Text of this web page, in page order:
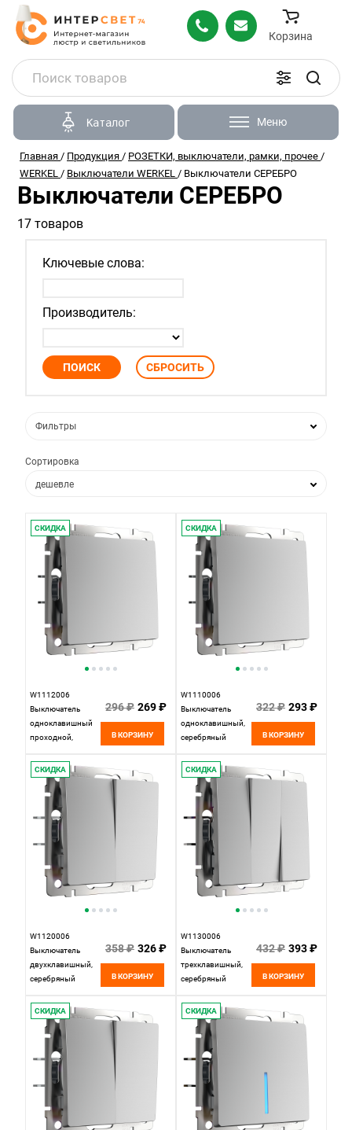
Корзина
Каталог Меню
Главная / Продукция / РОЗЕТКИ, выключатели, рамки, прочее /
WERKEL / Выключатели WERKEL / Выключатели СЕРЕБРО
Выключатели СЕРЕБРО
17 товаров
Ключевые слова:
Производитель:
Фильтры
Сортировка
дешевле
по популярности
по новизне
СКИДКА
W1112006
Выключатель
одноклавишный
проходной,
Werkel,
4690389164798
296 ₽ 269 ₽
В КОРЗИНУ
СКИДКА
W1110006
Выключатель
одноклавишный,
серебряный
4690389164781
322 ₽ 293 ₽
В КОРЗИНУ
СКИДКА
W1120006
Выключатель
двухклавишный,
серебряный
4690389164828
358 ₽ 326 ₽
В КОРЗИНУ
СКИДКА
W1130006
Выключатель
трехклавишный,
серебряный
4690389164866
432 ₽ 393 ₽
В КОРЗИНУ
СКИДКА СКИДКА